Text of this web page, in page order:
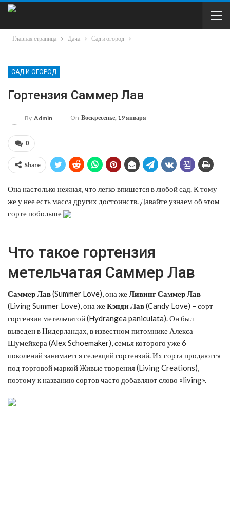
Главная страница Дача Сад и огород
САД И ОГОРОД
Гортензия Саммер Лав
By Admin On Воскресенье, 19 января
0
Share
Она настолько нежная, что легко впишется в любой сад. К тому
же у нее есть масса других достоинств. Давайте узнаем об этом
сорте побольше
Что такое гортензия
метельчатая Саммер Лав
Саммер Лав(Summer Love), она же Ливинг Саммер Лав
(Living Summer Love), она же Кэнди Лав(Candy Love) – сорт
гортензии метельчатой (Hydrangea paniculata). Он был
выведен в Нидерландах, в известном питомнике Алекса
Шумейкера (Alex Schoemaker), семья которого уже 6
поколений занимается селекций гортензий. Их сорта продаются
под торговой маркой Живые творения (Living Creations),
поэтому к названию сортов часто добавляют слово «living».